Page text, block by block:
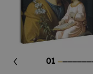
01